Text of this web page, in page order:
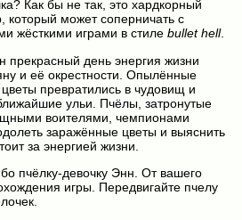
Как бы не так, это хардкорный
который может соперничать с
жёсткими играми в стиле bullet hell.
прекрасный день энергия жизни
и её окрестности. Опылённые
превратились в чудовищ и
ульи. Пчёлы, затронутые
воителями, чемпионами
заражённые цветы и выяснить
за энергией жизни.
пчёлку-девочку Энн. От вашего
игры. Передвигайте пчелу